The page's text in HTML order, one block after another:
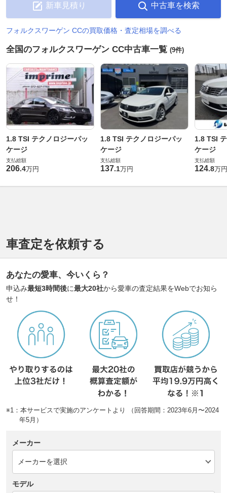
新車見積り 中古車を検索
フォルクスワーゲン CCの買取価格・査定相場を調べる
全国のフォルクスワーゲン CC中古車一覧 (9件)
1.8 TSI テクノロジーパッ
ケージ
支払総額
206.4万円
1.8 TSI テクノロジーパッ
ケージ
支払総額
137.1万円
1.8 TSI
ケージ
支払総額
124.8万円
車査定を依頼する
あなたの愛車、今いくら？
申込み最短3時間後に最大20社から愛車の査定結果をWebでお知ら
せ！
※1：本サービスで実施のアンケートより （回答期間：2023年6月〜2024
年5月）
メーカー
モデル